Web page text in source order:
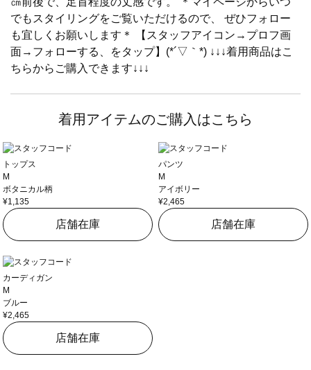
でもスタイリングをご覧いただけるので、 ぜひフォロー
も宜しくお願いします＊ 【スタッフアイコン→プロフ画
面→フォローする、をタップ】(*´▽｀*) ↓↓↓着用商品はこ
ちらからご購入できます↓↓↓
着用アイテムのご購入はこちら
トップス
M
ボタニカル柄
¥1,135
店舗在庫
パンツ
M
アイボリー
¥2,465
店舗在庫
カーディガン
M
ブルー
¥2,465
店舗在庫